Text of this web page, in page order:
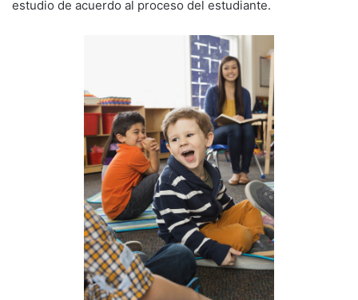
estudio de acuerdo al proceso del estudiante.